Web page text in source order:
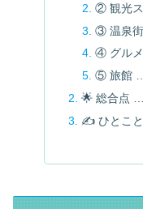
② 観光
③ 温泉
④ グル
⑤ 旅館
🌟 総合点 …
✍️ ひとこ